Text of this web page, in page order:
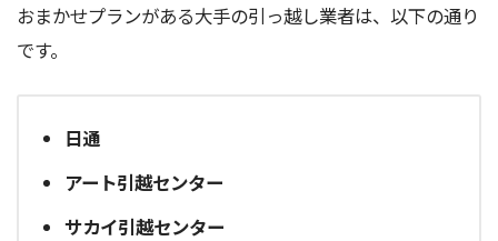
おまかせプランがある大手の引っ越し業者は、以下の通り
です。
日通
アート引越センター
サカイ引越センター